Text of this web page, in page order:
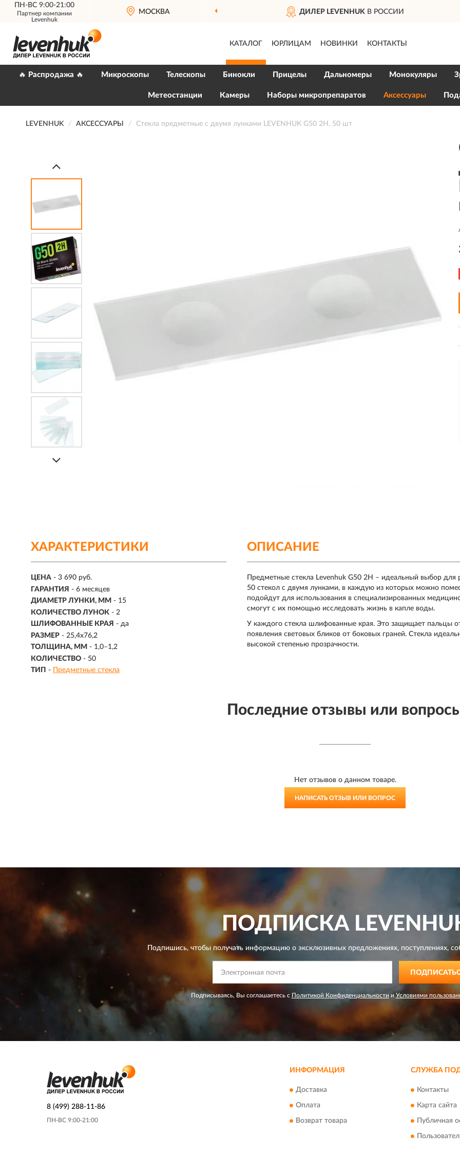
ПН-ВС 9:00-21:00
Партнер компании
Levenhuk
МОСКВА ДИЛЕР LEVENHUKВ РОССИИ
КАТАЛОГ ЮРЛИЦАМ НОВИНКИ КОНТАКТЫ
🔥 Распродажа 🔥 Микроскопы Телескопы Бинокли Прицелы Дальномеры Монокуляры
Метеостанции Камеры Наборы микропрепаратов Аксессуары
LEVENHUK АКСЕССУАРЫ Стекла предметные с двумя лунками LEVENHUK G50 2H, 50 шт
ХАРАКТЕРИСТИКИ
ЦЕНА - 3 690 руб.
ГАРАНТИЯ - 6 месяцев
ДИАМЕТР ЛУНКИ, ММ - 15
КОЛИЧЕСТВО ЛУНОК - 2
ШЛИФОВАННЫЕ КРАЯ - да
РАЗМЕР - 25,4x76,2
ТОЛЩИНА, ММ - 1,0–1,2
КОЛИЧЕСТВО - 50
ТИП - Предметные стекла
ОПИСАНИЕ
Предметные стекла Levenhuk G50 2H – идеальный выбор
50 стекол с двумя лунками, в каждую из которых можно
подойдут для использования в специализированных
смогут с их помощью исследовать жизнь в капле воды.
У каждого стекла шлифованные края. Это защищает пальцы
появления световых бликов от боковых граней. Стекла
высокой степенью прозрачности.
Последние отзывы или
Нет отзывов о данном товаре.
НАПИСАТЬ ОТЗЫВ ИЛИ ВОПРОС
ПОДПИСКА
Подпишись, чтобы получать информацию о эксклюзивных предложениях,поступлениях,
Подписываясь, Вы соглашаетесь с Политикой Конфиденциальности и Условиями
8 (499) 288-11-86
ПН-ВС 9:00-21:00
ИНФОРМАЦИЯ
Доставка
Оплата
Возврат товара
СЛУЖБА
Контакты
Карта сайта
Публичная